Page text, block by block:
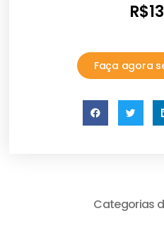
R$
Faça agora
Categorias